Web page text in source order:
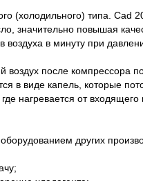
типа. Cad
значительно повышая
воздуха в минуту при
после компрессора
в виде капель, которые
нагревается от
других